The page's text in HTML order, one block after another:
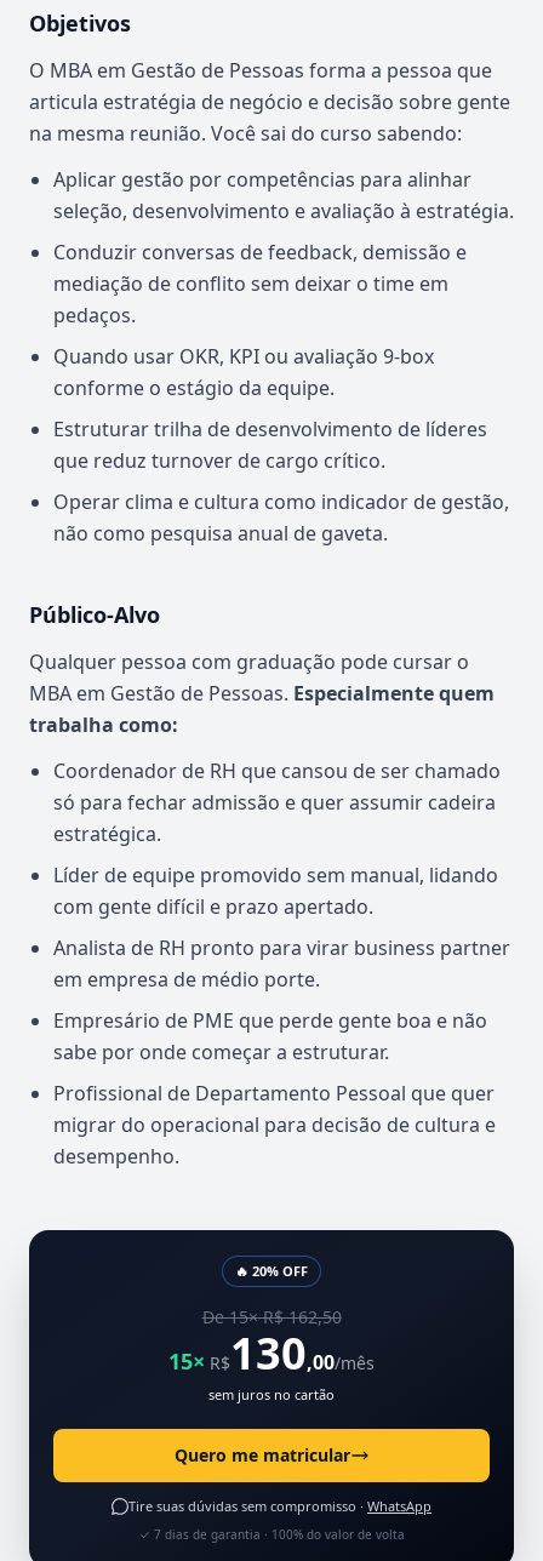
Objetivos
O MBA em Gestão de Pessoas forma a pessoa que
articula estratégia de negócio e decisão sobre gente
na mesma reunião. Você sai do curso sabendo:
Aplicar gestão por competências para alinhar
seleção, desenvolvimento e avaliação à estratégia.
Conduzir conversas de feedback, demissão e
mediação de conflito sem deixar o time em
pedaços.
Quando usar OKR, KPI ou avaliação 9-box
conforme o estágio da equipe.
Estruturar trilha de desenvolvimento de líderes
que reduz turnover de cargo crítico.
Operar clima e cultura como indicador de gestão,
não como pesquisa anual de gaveta.
Público-Alvo
Qualquer pessoa com graduação pode cursar o
MBA em Gestão de Pessoas. Especialmente quem
trabalha como:
Coordenador de RH que cansou de ser chamado
só para fechar admissão e quer assumir cadeira
estratégica.
Líder de equipe promovido sem manual, lidando
com gente difícil e prazo apertado.
Analista de RH pronto para virar business partner
em empresa de médio porte.
Empresário de PME que perde gente boa e não
sabe por onde começar a estruturar.
Profissional de Departamento Pessoal que quer
migrar do operacional para decisão de cultura e
desempenho.
🔥 20% OFF
De 15× R$ 162,50
15× R$130,00/mês
sem juros no cartão
Quero me matricular
Tire suas dúvidas sem compromisso · WhatsApp
✓ 7 dias de garantia · 100% do valor de volta